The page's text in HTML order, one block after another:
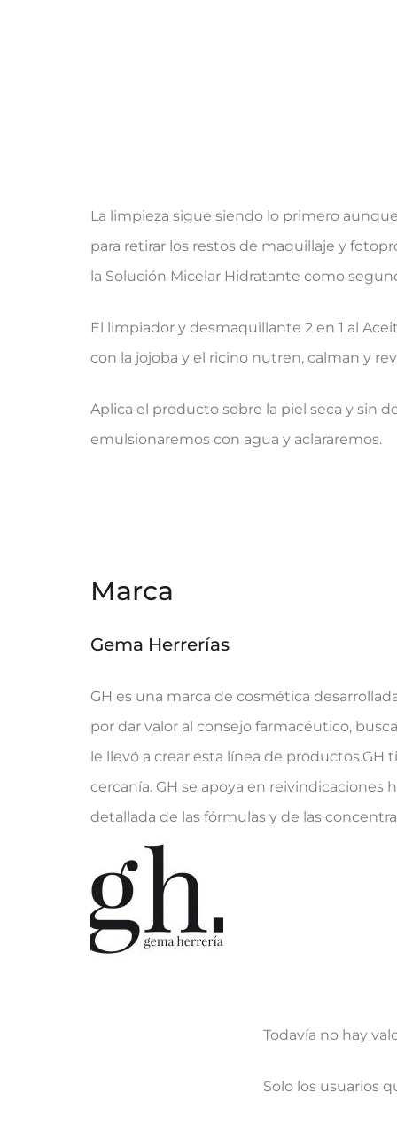
La limpieza sigue siendo lo primero
para retirar los restos de maquillaje y
la Solución Micelar Hidratante como
El limpiador y desmaquillante 2 en 1 al
con la jojoba y el ricino nutren, calman y
Aplica el producto sobre la piel seca y sin
emulsionaremos con agua y aclararemos.
Marca
Gema Herrerías
GH es una marca de cosmética
por dar valor al consejo farmacéutico,
le llevó a crear esta línea de productos.GH
cercanía. GH se apoya en
detallada de las fórmulas y de las
V
Todavía no hay
Solo los usuarios